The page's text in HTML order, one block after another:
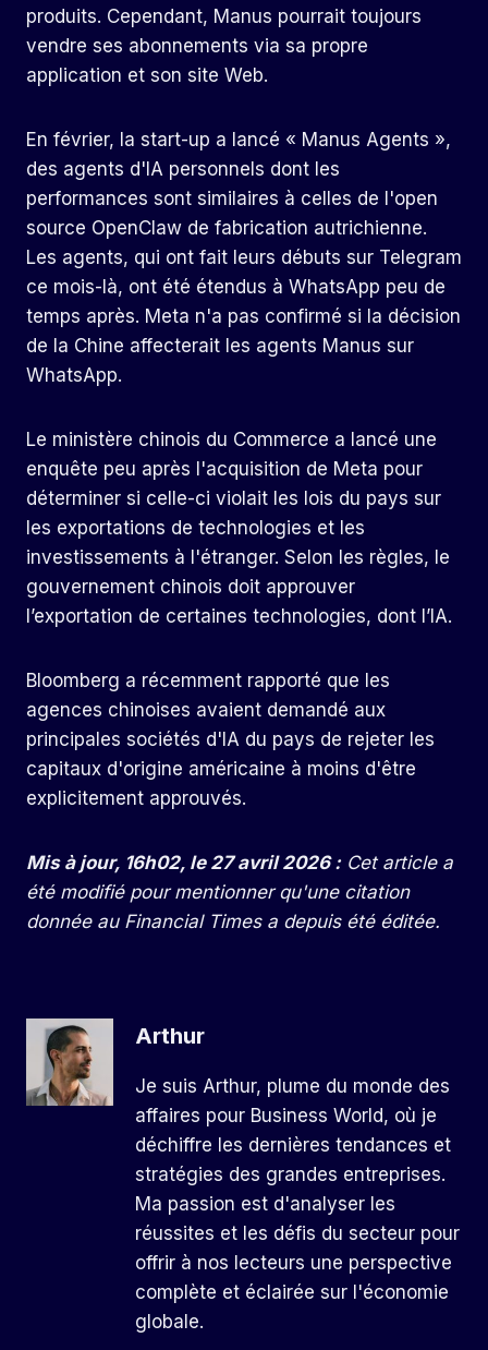
produits. Cependant, Manus pourrait toujours
vendre ses abonnements via sa propre
application et son site Web.
En février, la start-up a lancé « Manus Agents »,
des agents d'IA personnels dont les
performances sont similaires à celles de l'open
source OpenClaw de fabrication autrichienne.
Les agents, qui ont fait leurs débuts sur Telegram
ce mois-là, ont été étendus à WhatsApp peu de
temps après. Meta n'a pas confirmé si la décision
de la Chine affecterait les agents Manus sur
WhatsApp.
Le ministère chinois du Commerce a lancé une
enquête peu après l'acquisition de Meta pour
déterminer si celle-ci violait les lois du pays sur
les exportations de technologies et les
investissements à l'étranger. Selon les règles, le
gouvernement chinois doit approuver
l’exportation de certaines technologies, dont l’IA.
Bloomberg a récemment rapporté que les
agences chinoises avaient demandé aux
principales sociétés d'IA du pays de rejeter les
capitaux d'origine américaine à moins d'être
explicitement approuvés.
Mis à jour, 16h02, le 27 avril 2026 :Cet article a
été modifié pour mentionner qu'une citation
donnée au Financial Times a depuis été éditée.
Arthur
Je suis Arthur, plume du monde des
affaires pour Business World, où je
déchiffre les dernières tendances et
stratégies des grandes entreprises.
Ma passion est d'analyser les
réussites et les défis du secteur pour
offrir à nos lecteurs une perspective
complète et éclairée sur l'économie
globale.